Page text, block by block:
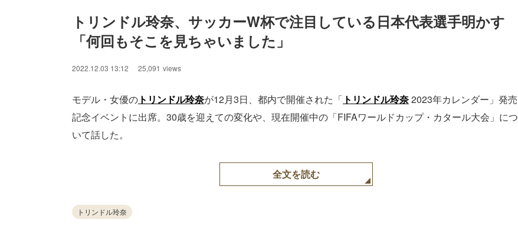
Unmute
トリンドル玲奈、サッカーW杯で注目している日本代表選手明かす
「何回もそこを見ちゃいました」
2022.12.03 13:12 25,091 views
モデル・女優の トリンドル玲奈が12月3日、都内で開催された「 トリンドル玲奈2023年カレンダー」発売
記念イベントに出席。30歳を迎えての変化や、現在開催中の「FIFAワールドカップ・カタール大会」につ
いて話した。
全文を読む
トリンドル玲奈